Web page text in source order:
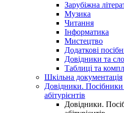
Зарубіжна
Музика
Читання
Інформатика
Мистецтво
Додаткові
Довідники та
Таблиці та
Шкільна документація
Довідники. Посібники
абітурієнтів
Довідники.